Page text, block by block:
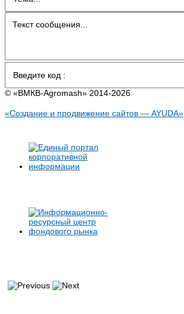
© «BMКB-Аgromash» 2014-2026
«Создание и продвижение сайтов — AYUDA»